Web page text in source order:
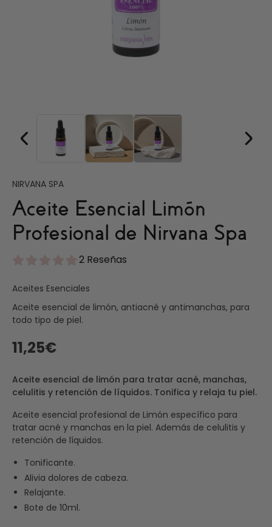
NIRVANA SPA
Aceite Esencial Limón
Profesional de Nirvana Spa
2 Reseñas
Aceites Esenciales
Aceite esencial de limón, antiacné y antimanchas, para
todo tipo de piel.
11,25€
Aceite esencial de limón para tratar acné, manchas,
celulitis y retención de líquidos. Tonifica y relaja tu piel.
Aceite esencial profesional de Limón específico para
tratar acné y manchas en la piel. Además de celulitis y
retención de líquidos.
Tonificante.
Alivia dolores de cabeza.
Relajante.
Bote de 10ml.